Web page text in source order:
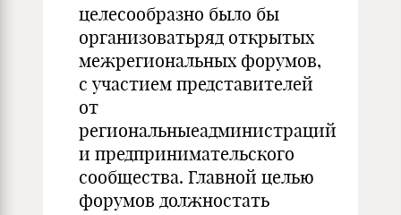
целесообразно было бы
организоватьряд открытых
межрегиональных форумов,
с участием представителей
от
региональныеадминистраций
и предпринимательского
сообщества. Главной целью
форумов должностать